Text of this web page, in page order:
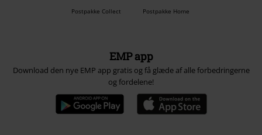
Postpakke Collect Postpakke Home
EMP app
Download den nye EMP app gratis og få glæde af alle forbedringerne
og fordelene!